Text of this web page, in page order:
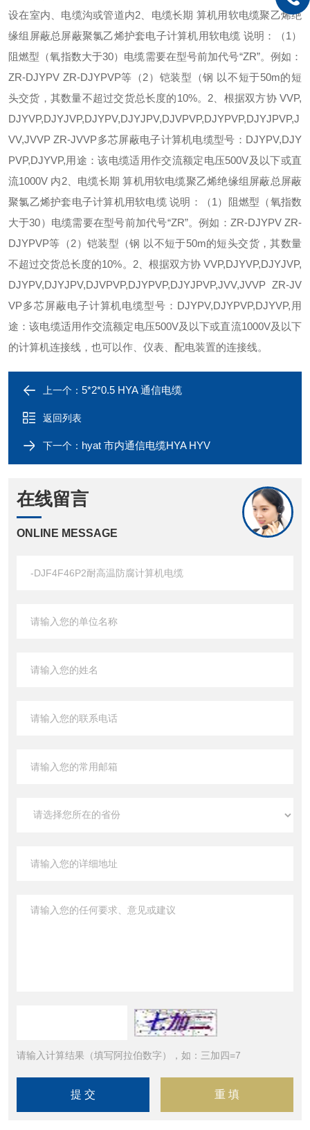
设在室内、电缆沟或管道内2、电缆长期 算机用软电缆聚乙烯绝
缘组屏蔽总屏蔽聚氯乙烯护套电子计算机用软电缆 说明：（1）
阻燃型（氧指数大于30）电缆需要在型号前加代号“ZR”。例如：
ZR-DJYPV ZR-DJYPVP等（2）铠装型（钢 以不短于50m的短
头交货，其数量不超过交货总长度的10%。2、根据双方协 VVP,
DJYVP,DJYJVP,DJYPV,DJYJPV,DJVPVP,DJYPVP,DJYJPVP,J
VV,JVVP ZR-JVVP多芯屏蔽电子计算机电缆型号：DJYPV,DJY
PVP,DJYVP,用途：该电缆适用作交流额定电压500V及以下或直
流1000V 内2、电缆长期 算机用软电缆聚乙烯绝缘组屏蔽总屏蔽
聚氯乙烯护套电子计算机用软电缆 说明：（1）阻燃型（氧指数
大于30）电缆需要在型号前加代号“ZR”。例如：ZR-DJYPV ZR-
DJYPVP等（2）铠装型（钢 以不短于50m的短头交货，其数量
不超过交货总长度的10%。2、根据双方协 VVP,DJYVP,DJYJVP,
DJYPV,DJYJPV,DJVPVP,DJYPVP,DJYJPVP,JVV,JVVP ZR-JV
VP多芯屏蔽电子计算机电缆型号：DJYPV,DJYPVP,DJYVP,用
途：该电缆适用作交流额定电压500V及以下或直流1000V及以下
的计算机连接线，也可以作、仪表、配电装置的连接线。
上一个： 5*2*0.5 HYA 通信电缆
返回列表
下一个： hyat 市内通信电缆HYA HYV
在线留言
ONLINE MESSAGE
请输入计算结果（填写阿拉伯数字），如：三加四=7